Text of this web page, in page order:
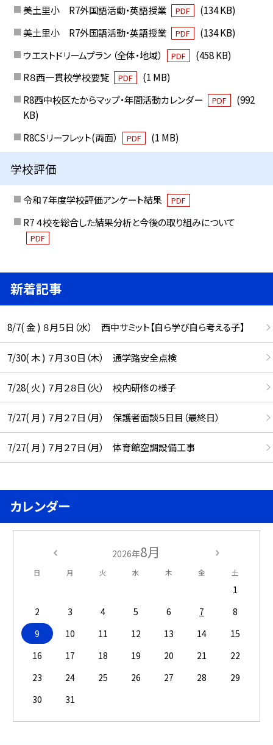
美土里小 R7外国語活動・英語授業
PDF
(134 KB)
美土里小 R7外国語活動・英語授業
PDF
(134 KB)
ウエストドリームプラン （全体・地域）
PDF
(458 KB)
R８西一貫校学校要覧
PDF
(1 MB)
R8西中校区たからマップ・年間活動カレンダー
PDF
(992
KB)
R8CSリーフレット(両面）
PDF (1 MB)
学校評価
令和７年度学校評価アンケート結果 PDF
R7 ４校を総合した結果分析と今後の取り組みについて
PDF
新着記事
8/7( 金 ) ８月５日（水） 西中サミット【自ら学び自ら考える子】
7/30( 木 ) ７月３０日（木） 通学路安全点検
7/28( 火 ) ７月２８日（火） 校内研修の様子
7/27( 月 ) ７月２７日（月） 保護者面談５日目（最終日）
7/27( 月 ) ７月２７日（月） 体育館空調設備工事
カレンダー
2026年8月
日 月 火 水 木 金 土
1
2
3 4 5 6 7
8
9
10 11 12 13 14
15
16
17 18 19 20 21
22
23
24 25 26 27 28
29
30
31